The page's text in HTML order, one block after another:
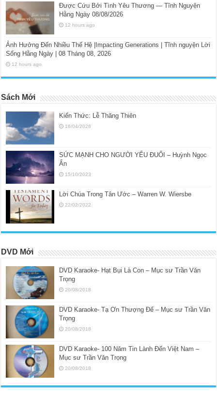
Được Cứu Bởi Tình Yêu Thương — Tĩnh Nguyện
Hằng Ngày 08/08/2026
12 hours ago
Ảnh Hưởng Đến Nhiều Thế Hệ |Impacting Generations | Tĩnh nguyện Lời
Sống Hằng Ngày | 08 Tháng 08, 2026
12 hours ago
Sách Mới
Kiến Thức: Lễ Thăng Thiên
16/04/2026
SỨC MẠNH CHO NGƯỜI YẾU ĐUỐI – Huỳnh Ngọc
Ẩn
15/10/2023
Lời Chúa Trong Tân Ước – Warren W. Wiersbe
22/02/2022
DVD Mới
DVD Karaoke- Hạt Bụi Là Con – Mục sư Trần Văn
Trọng
20/08/2018
DVD Karaoke- Tạ Ơn Thượng Đế – Mục sư Trần Văn
Trọng
20/08/2018
DVD Karaoke- 100 Năm Tin Lành Đến Việt Nam –
Mục sư Trần Văn Trọng
20/08/2018